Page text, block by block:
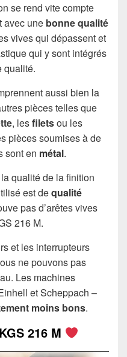
se rend vite compte
avec une bonne qualité
vives qui dépassent et
qui y sont intégrés
qualité.
aussi bien la
pièces telles que
, lesfiletsou les
pièces soumises à de
sont en métal.
qualité de la finition
est dequalité
pas d’arêtes vives
216 M.
et les interrupteurs
ne pouvons pas
Les machines
et Scheppach –
moins bons.
216 M